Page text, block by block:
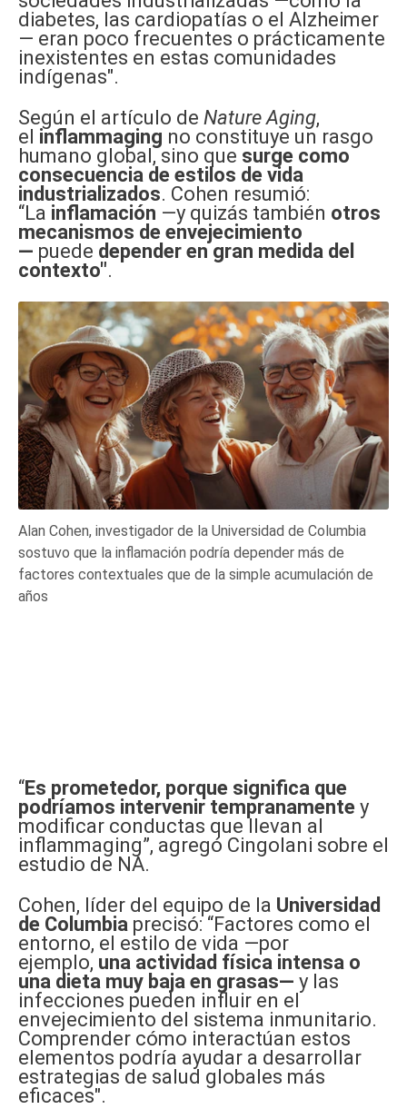
diabetes, las cardiopatías o el Alzheimer
— eran poco frecuentes o prácticamente
inexistentes en estas comunidades
indígenas".
Según el artículo de Nature Aging,
el inflammaging no constituye un rasgo
humano global, sino que surge como
consecuencia de estilos de vida
industrializados. Cohen resumió:
“La inflamación —y quizás también otros
mecanismos de envejecimiento
— puede depender en gran medida del
contexto".
Alan Cohen, investigador de la Universidad de Columbia
sostuvo que la inflamación podría depender más de
factores contextuales que de la simple acumulación de
años
“Es prometedor, porque significa que
podríamos intervenir tempranamente y
modificar conductas que llevan al
inflammaging”, agregó Cingolani sobre el
estudio de NA.
Cohen, líder del equipo de la Universidad
de Columbia precisó: “Factores como el
entorno, el estilo de vida —por
ejemplo, una actividad física intensa o
una dieta muy baja en grasas— y las
infecciones pueden influir en el
envejecimiento del sistema inmunitario.
Comprender cómo interactúan estos
elementos podría ayudar a desarrollar
estrategias de salud globales más
eficaces".